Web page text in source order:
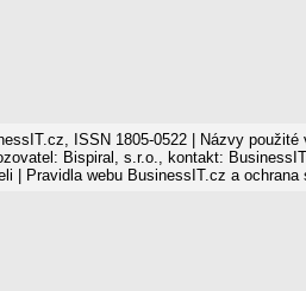
ISSN 1805-0522 | Názvy
Bispiral, s.r.o., kontakt:
Pravidla webu BusinessIT.cz a ochrana